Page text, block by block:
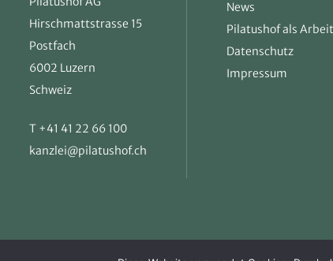
Hirschmattstrasse 15
Postfach
6002 Luzern
Schweiz
T +41 41 22 66 100
kanzlei@pilatushof.ch
News
Pilatushof als
Datenschutz
Impressum